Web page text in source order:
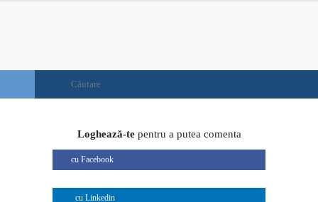
Loghează-tepentru a putea comenta
cu Facebook
cu Linkedin